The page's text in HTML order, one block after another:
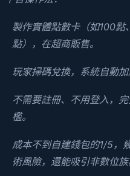
製作實體點數卡（如100點
點），在超商販售。
玩家掃碼兌換，系統自動加
不需要註冊、不用登入，
檻。
成本不到自建錢包的1/5，
術風險，還能吸引非數位族